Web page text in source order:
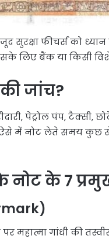
सुरक्षा फीचर्स को
लिए बैंक या किसी
जांच?
पेट्रोल पंप, टैक्सी,
ऐसे में नोट लेते समय
के 7
गांधी की